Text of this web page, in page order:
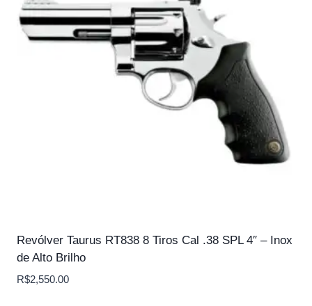
Revólver Taurus RT838 8 Tiros Cal .38 SPL 4″ – Inox
de Alto Brilho
R$2,550.00